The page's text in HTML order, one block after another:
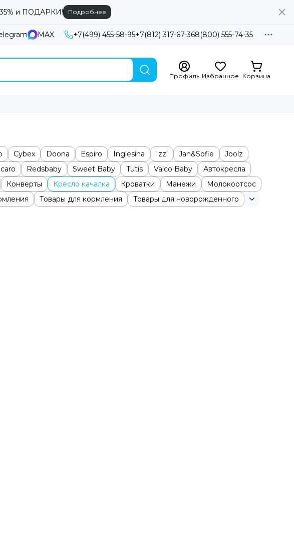
и ПОДАРКИ! Подробнее
MAX +7(499) 455-58-95+7(812) 317-67-368(800) 555-74-35
Профиль Избранное Корзина
Cybex Doona Espiro Inglesina Izzi Jan&Sofie
Joolz
Redsbaby Sweet Baby Tutis Valco Baby
Автокресла
Конверты Кресло качалка Кроватки Манежи
Молокоотсос
Товары для кормления Товары для новорожденного